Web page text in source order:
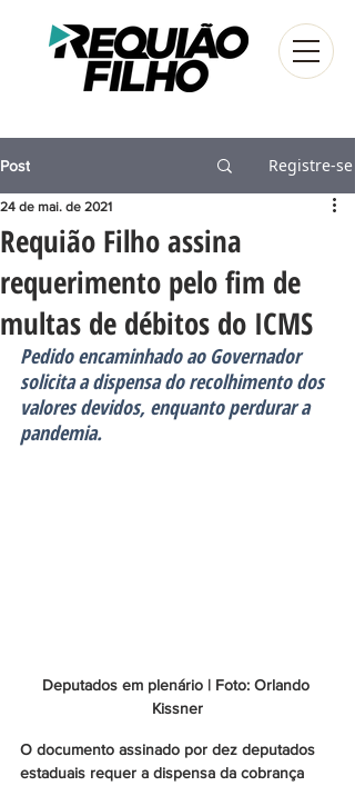
Post Registre-se
Requião Filho assina
requerimento pelo fim de
multas de débitos do ICMS
24 de mai. de 2021
Pedido encaminhado ao Governador
solicita a dispensa do recolhimento dos
valores devidos, enquanto perdurar a
pandemia.
Deputados em plenário | Foto: Orlando
Kissner
O documento assinado por dez deputados
estaduais requer a dispensa da cobrança